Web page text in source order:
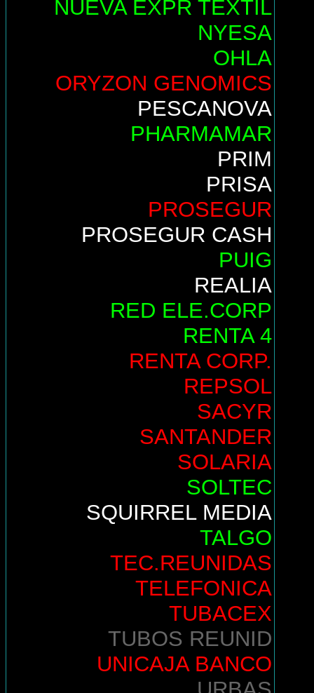
NUEVA EXPR TEXTIL
NYESA
OHLA
ORYZON GENOMICS
PESCANOVA
PHARMAMAR
PRIM
PRISA
PROSEGUR
PROSEGUR CASH
PUIG
REALIA
RED ELE.CORP
RENTA 4
RENTA CORP.
REPSOL
SACYR
SANTANDER
SOLARIA
SOLTEC
SQUIRREL MEDIA
TALGO
TEC.REUNIDAS
TELEFONICA
TUBACEX
TUBOS REUNID
UNICAJA BANCO